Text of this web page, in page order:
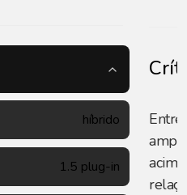
híbrido
1.5 plug-in
Entre